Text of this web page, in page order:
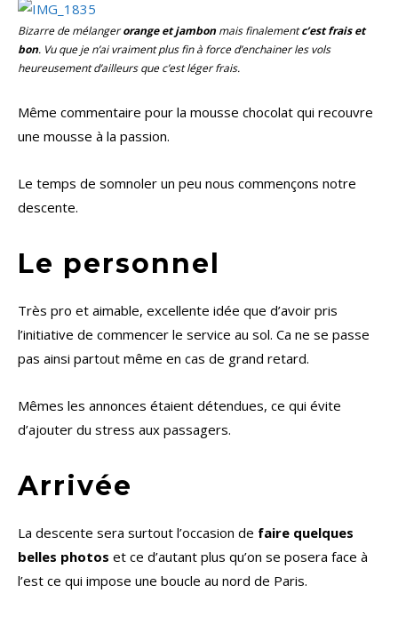
Bizarre de mélangerorange et jambon mais finalementc’est frais et
bon. Vu que je n’ai vraiment plus fin à force d’enchainer les vols
heureusement d’ailleurs que c’est léger frais.
Même commentaire pour la mousse chocolat qui recouvre
une mousse à la passion.
Le temps de somnoler un peu nous commençons notre
descente.
Le personnel
Très pro et aimable, excellente idée que d’avoir pris
l’initiative de commencer le service au sol. Ca ne se passe
pas ainsi partout même en cas de grand retard.
Mêmes les annonces étaient détendues, ce qui évite
d’ajouter du stress aux passagers.
Arrivée
La descente sera surtout l’occasion de faire quelques
belles photos et ce d’autant plus qu’on se posera face à
l’est ce qui impose une boucle au nord de Paris.